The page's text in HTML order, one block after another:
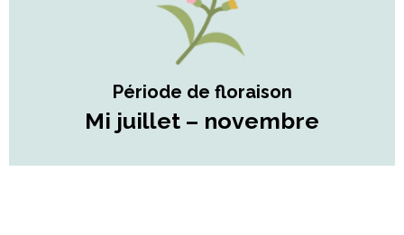
Période de floraison
Mi juillet – novembre